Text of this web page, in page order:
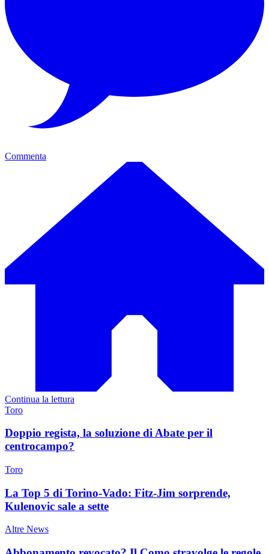
Commenta
Continua la lettura
Toro
Doppio regista, la soluzione di Abate per il
centrocampo?
Toro
La Top 5 di Torino-Vado: Fitz-Jim sorprende,
Kulenovic sale a sette
Altre News